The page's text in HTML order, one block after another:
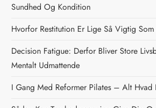
a
v
i
g
Sundhed Og Kondition
Hvorfor Restitution Er Lige Så Vigtig
Decision Fatigue: Derfor Bliver Store
Mentalt Udmattende
I Gang Med Reformer Pilates – Alt Hvad